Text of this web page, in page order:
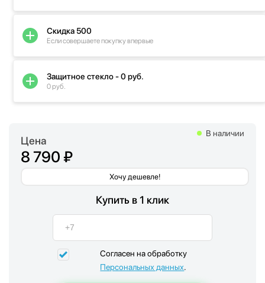
Цена
8 790 ₽
Хочу дешевле!
В наличии
Купить в 1 клик
Согласен на обработку
Персональных данных.
Скидка 500
Если совершаете покупку впервые
Защитное стекло - 0 руб.
0 руб.